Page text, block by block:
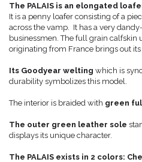
The PALAIS is an elongated
It is a penny loafer consisting of a
across the vamp. It has a very
businessmen. The full grain calfskin
originating from France brings out its
Its Goodyear welting which is
durability symbolizes this model.
The interior is braided with green
The outer green leather sole
displays its unique character.
The PALAIS exists in 2 colors: